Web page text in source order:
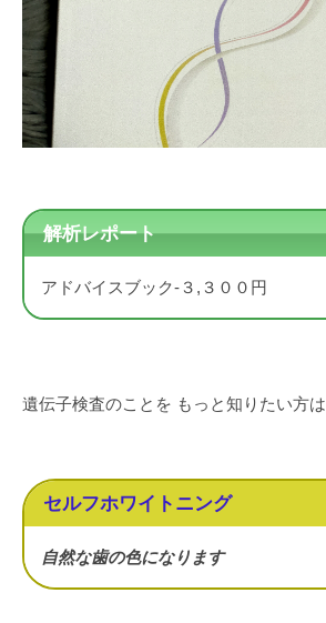
解析レポート
アドバイスブック-３,３００円
遺伝子検査のことを もっと知りたい方は
セルフホワイトニング
自然な歯の色になります